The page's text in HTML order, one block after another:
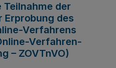
der
des
Verfahrens
Verfahren-
– ZOVTnVO)